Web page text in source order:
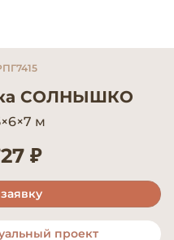
СОЛНЫШКО
м
₽
проект